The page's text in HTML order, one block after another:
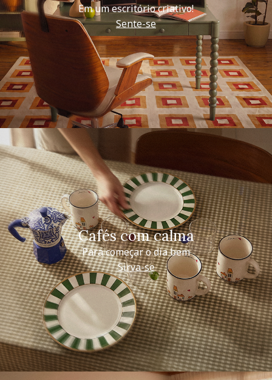
Em um escritório criativo!
Sente-se
Cafés com calma
Para começar o dia bem
Sirva-se